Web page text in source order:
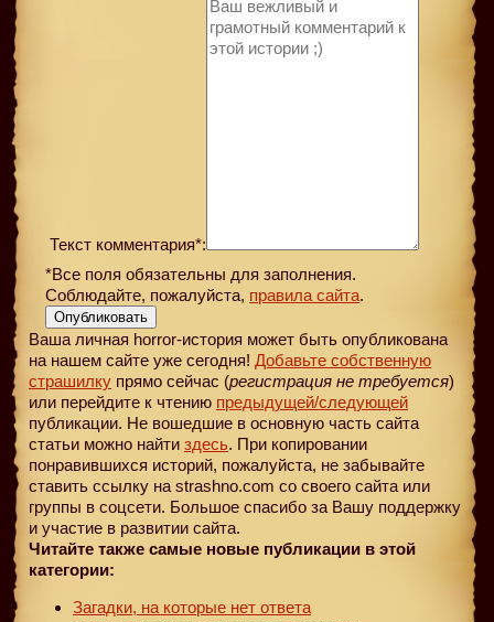
Текст комментария*:
*Все поля обязательны для заполнения.
Соблюдайте, пожалуйста, правила сайта.
Опубликовать
Ваша личная horror-история может быть опубликована
на нашем сайте уже сегодня! Добавьте собственную
страшилку прямо сейчас (регистрация не требуется)
или перейдите к чтению предыдущей/следующей
публикации. Не вошедшие в основную часть сайта
статьи можно найти здесь. При копировании
понравившихся историй, пожалуйста, не забывайте
ставить ссылку на strashno.com со своего сайта или
группы в соцсети. Большое спасибо за Вашу поддержку
и участие в развитии сайта.
Читайте также самые новые публикации в этой
категории:
Загадки, на которые нет ответа